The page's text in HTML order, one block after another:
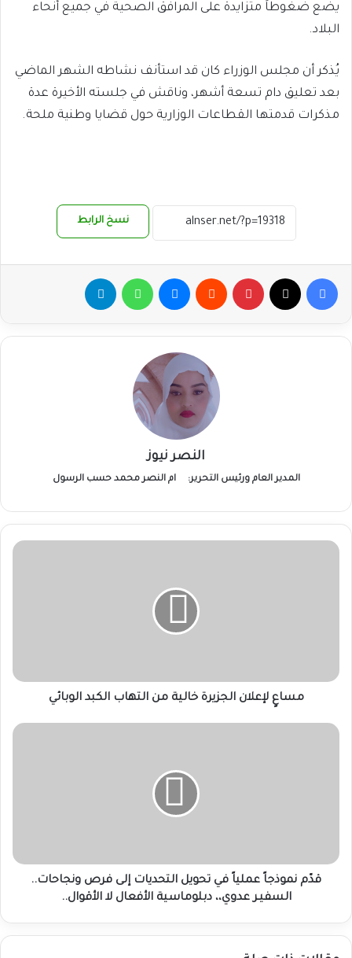
يضع ضغوطاً متزايدة على المرافق الصحية في جميع أنحاء
البلاد.
يُذكر أن مجلس الوزراء كان قد استأنف نشاطه الشهر الماضي
بعد تعليق دام تسعة أشهر، وناقش في جلسته الأخيرة عدة
مذكرات قدمتها القطاعات الوزارية حول قضايا وطنية ملحة.
نسخ الرابط
فيسبوك بينتيريست ماسنجر واتساب
النصر نيوز
المدير العام ورئيس التحرير: ام النصر محمد حسب الرسول
مساعٍ
مساعٍ لإعلان الجزيرة خالية من التهاب الكبد الوبائي
قدّم
ونجاحات..
السفيـرقدّم نموذجاً عملياً في تحويل التحديات إلى فرص ونجاحات..
السفيـر عدوي،، دبلوماسية الأفعال لا الأقوال..